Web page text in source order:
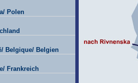
Polen
Belgique/ Belgien
Frankreich